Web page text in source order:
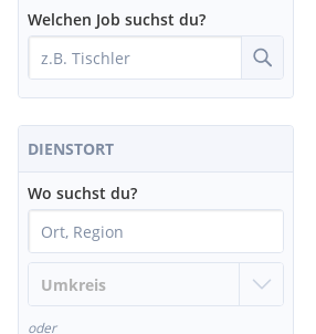
Welchen Job suchst du?
DIENSTORT
Wo suchst du?
oder